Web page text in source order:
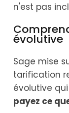
n'est pas
évolutive
Sage mise
tarification
évolutive
payez ce